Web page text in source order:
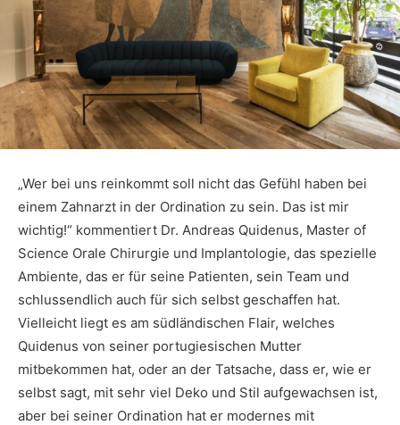
„Wer bei uns reinkommt soll nicht das Gefühl haben bei
einem Zahnarzt in der Ordination zu sein. Das ist mir
wichtig!“ kommentiert Dr. Andreas Quidenus, Master of
Science Orale Chirurgie und Implantologie, das spezielle
Ambiente, das er für seine Patienten, sein Team und
schlussendlich auch für sich selbst geschaffen hat.
Vielleicht liegt es am südländischen Flair, welches
Quidenus von seiner portugiesischen Mutter
mitbekommen hat, oder an der Tatsache, dass er, wie er
selbst sagt, mit sehr viel Deko und Stil aufgewachsen ist,
aber bei seiner Ordination hat er modernes mit